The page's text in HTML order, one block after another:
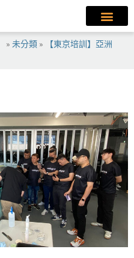
» 未分類 »
【東京培訓】亞洲